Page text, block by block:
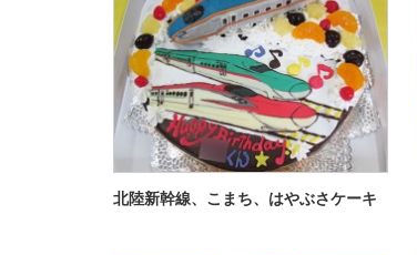
北陸新幹線、こまち、はやぶさケーキ